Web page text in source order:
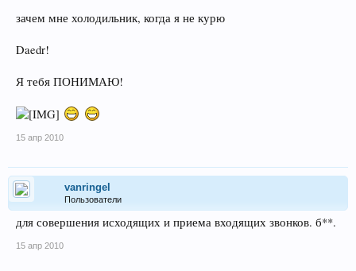
зачем мне холодильник, когда я не курю
Daedr!
Я тебя ПОНИМАЮ!
15 апр 2010
vanringel
Пользователи
для совершения исходящих и приема входящих звонков. б**.
15 апр 2010